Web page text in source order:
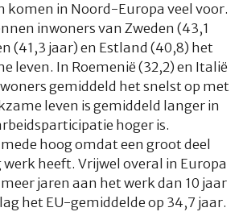
komen in Noord-Europa veel voor.
inwoners van Zweden (43,1
(41,3 jaar) en Estland (40,8) het
leven. In Roemenië (32,2) en Italië
gemiddeld het snelst op met
leven is gemiddeld langer in
hoger is.
hoog omdat een groot deel
heeft. Vrijwel overal in Europa
jaren aan het werk dan 10 jaar
het EU-gemiddelde op 34,7 jaar.